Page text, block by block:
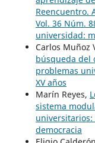
Reencuentro.
Vol. 36 Núm.
universidad:
Carlos Muñoz
búsqueda del
problemas
XV años
Marín Reyes,
sistema
universitarios:
democracia